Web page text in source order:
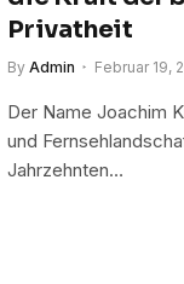
Privatheit
By Admin Februar 19,
Der Name Joachim
und
Jahrzehnten…